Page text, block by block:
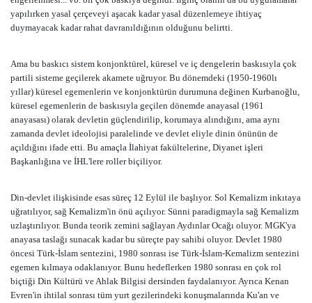
yapılırken yasal çerçeveyi aşacak kadar yasal düzenlemeye ihtiyaç
duymayacak kadar rahat davranıldığının olduğunu belirtti.
Ama bu baskıcı sistem konjonktürel, küresel ve iç dengelerin baskısıyla çok
partili sisteme geçilerek akamete uğruyor. Bu dönemdeki (1950-1960lı
yıllar) küresel egemenlerin ve konjonktürün durumuna değinen Kurbanoğlu,
küresel egemenlerin de baskısıyla geçilen dönemde anayasal (1961
anayasası) olarak devletin güçlendirilip, korumaya alındığını, ama aynı
zamanda devlet ideolojisi paralelinde ve devlet eliyle dinin önünün de
açıldığını ifade etti. Bu amaçla İlahiyat fakültelerine, Diyanet işleri
Başkanlığına ve İHL'lere roller biçiliyor.
Din-devlet ilişkisinde esas süreç 12 Eylül ile başlıyor. Sol Kemalizm inkıtaya
uğratılıyor, sağ Kemalizm'in önü açılıyor. Sünni paradigmayla sağ Kemalizm
uzlaştırılıyor. Bunda teorik zemini sağlayan Aydınlar Ocağı oluyor. MGK'ya
anayasa taslağı sunacak kadar bu süreçte pay sahibi oluyor. Devlet 1980
öncesi Türk-İslam sentezini, 1980 sonrası ise Türk-İslam-Kemalizm sentezini
egemen kılmaya odaklanıyor. Bunu hedeflerken 1980 sonrası en çok rol
biçtiği Din Kültürü ve Ahlak Bilgisi dersinden faydalanıyor. Ayrıca Kenan
Evren'in ihtilal sonrası tüm yurt gezilerindeki konuşmalarında Ku'an ve